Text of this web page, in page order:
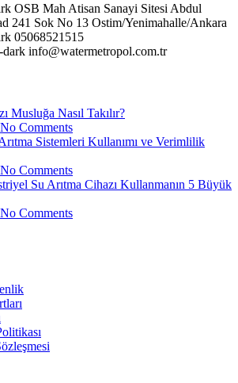
OSB Mah Atisan Sanayi Sitesi Abdul
241 Sok No 13 Ostim/Yenimahalle/Ankara
05068521515
info@watermetropol.com.tr
Musluğa Nasıl Takılır?
No Comments
Sistemleri Kullanımı ve Verimlilik
No Comments
Su Arıtma Cihazı Kullanmanın 5 Büyük
No Comments